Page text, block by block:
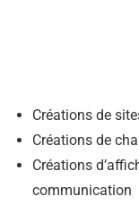
Créations de
Créations de
Créations
communication